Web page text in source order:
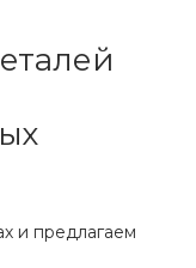
и предлагаем